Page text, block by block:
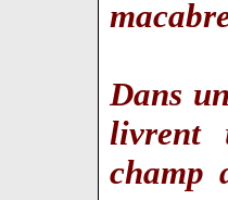
Dans
livrent
champ